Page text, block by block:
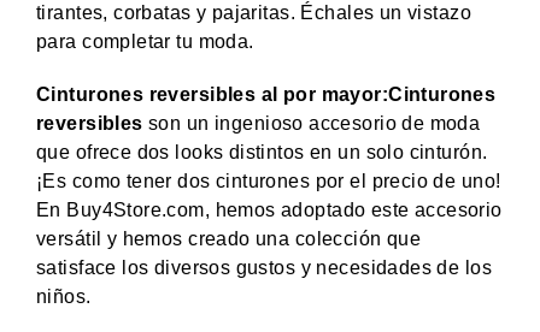
tirantes, corbatas y pajaritas. Échales un vistazo
para completar tu moda.
Cinturones reversibles al por mayor:Cinturones
reversibles son un ingenioso accesorio de moda
que ofrece dos looks distintos en un solo cinturón.
¡Es como tener dos cinturones por el precio de uno!
En Buy4Store.com, hemos adoptado este accesorio
versátil y hemos creado una colección que
satisface los diversos gustos y necesidades de los
niños.